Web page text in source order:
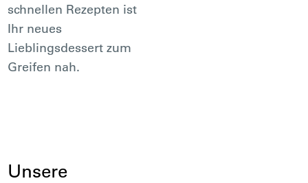
schnellen Rezepten ist
Ihr neues
Lieblingsdessert zum
Greifen nah.
Unsere